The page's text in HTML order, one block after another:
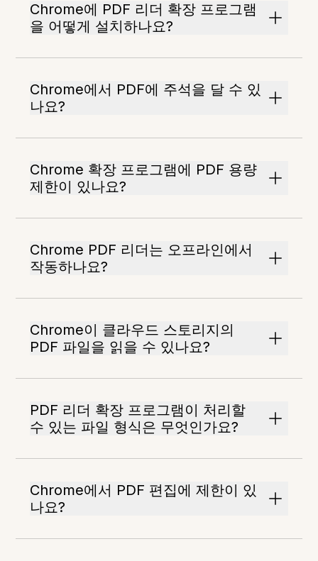
Chrome에 PDF 리더 확장 프로그램
을 어떻게 설치하나요?
Chrome에서 PDF에 주석을 달 수 있
나요?
Chrome 확장 프로그램에 PDF 용량
제한이 있나요?
Chrome PDF 리더는 오프라인에서
작동하나요?
Chrome이 클라우드 스토리지의
PDF 파일을 읽을 수 있나요?
PDF 리더 확장 프로그램이 처리할
수 있는 파일 형식은 무엇인가요?
Chrome에서 PDF 편집에 제한이 있
나요?